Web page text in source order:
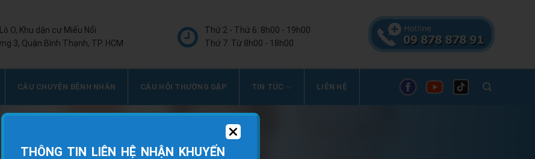
O, Khu dân cư Miếu Nổi
3, Quận Bình Thạnh, TP. HCM
Thứ 2 - Thứ 6: 8h00 - 19h00
Thứ 7: Từ 8h00 - 18h00
CÂU CHUYỆN BỆNH NHÂN CÂU HỎI THƯỜNG GẶP TIN TỨC LIÊN HỆ
THÔNG TIN LIÊN HỆ NHẬN KHUYẾN